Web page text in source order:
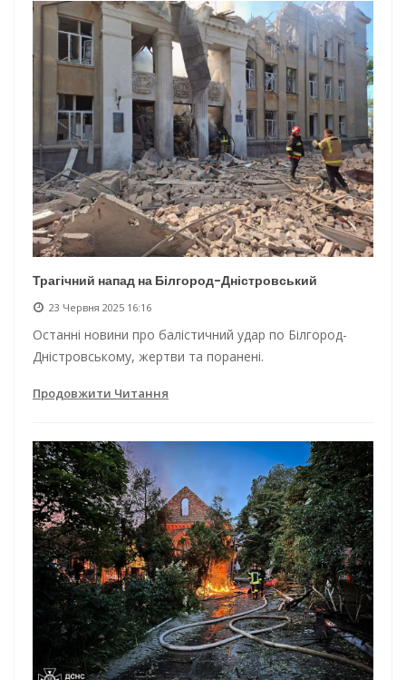
Трагічний напад на Білгород-Дністровський
23 Червня 2025 16:16
Останні новини про балістичний удар по Білгород-
Дністровському, жертви та поранені.
Продовжити Читання